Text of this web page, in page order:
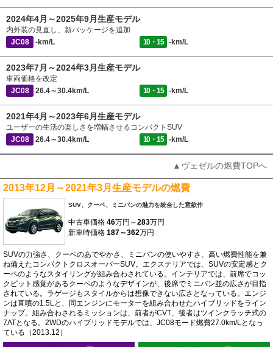
2024年4月～2025年9月生産モデル
内外装の見直し、新パッケージを追加
JC08
-km/L 10・15 -km/L
2023年7月～2024年3月生産モデル
車両価格を改定
JC08
26.4～30.4km/L 10・15 -km/L
2021年4月～2023年6月生産モデル
ユーザーの生活の楽しさを増幅させるコンパクトSUV
JC08
26.4～30.4km/L 10・15 -km/L
▲ヴェゼルの燃費TOPへ
2013年12月～2021年3月生産モデルの燃費
SUV、クーペ、ミニバンの魅力を統合した意欲作
中古車価格 46万円～283万円
新車時価格 187～362万円
SUVの力強さ、クーペのあでやかさ、ミニバンの使いやすさ、高い燃費性能を兼
ね備えたコンパクトクロスオーバーSUV。エクステリアでは、SUVの安定感とク
ーペのようなスタイリングが組み合わされている。インテリアでは、前席でコッ
クピット感覚があるクーペのようなデザインが、後席でミニバン並の広さが目指
されている。ラゲージもスタイルからは想像できない広さとなっている。エンジ
ンは直噴の1.5Lと、同エンジンにモーターを組み合わせたハイブリッドをライン
ナップ。組み合わされるミッションは、前者がCVT、後者はツインクラッチ式の
7ATとなる。2WDのハイブリッドモデルでは、JC08モード燃費27.0km/Lとなっ
ている（2013.12）